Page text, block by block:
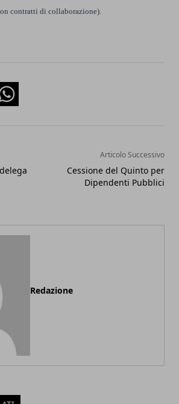
contratti di collaborazione).
Articolo Successivo
Cessione del Quinto per
Dipendenti Pubblici
Redazione